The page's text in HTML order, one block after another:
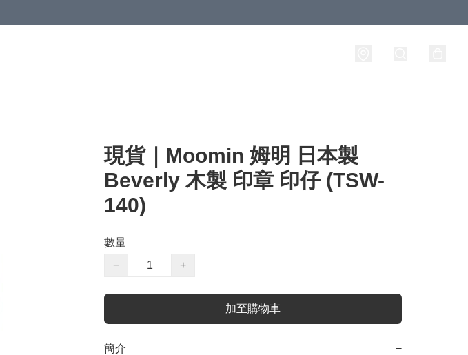
現貨｜Moomin 姆明 日本製
Beverly 木製 印章 印仔 (TSW-
140)
數量
−
+
加至購物車
簡介 −